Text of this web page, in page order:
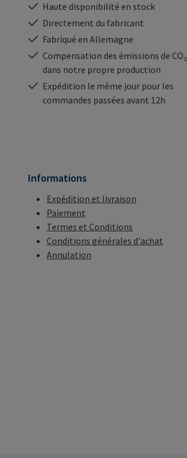
Haute disponibilité en stock
Directement du fabricant
Fabriqué en Allemagne
Compensation des émissions de CO₂
dans notre propre production
Expédition le même jour pour les
commandes passées avant 12h
Informations
Expédition et livraison
Paiement
Termes et Conditions
Conditions générales d'achat
Annulation